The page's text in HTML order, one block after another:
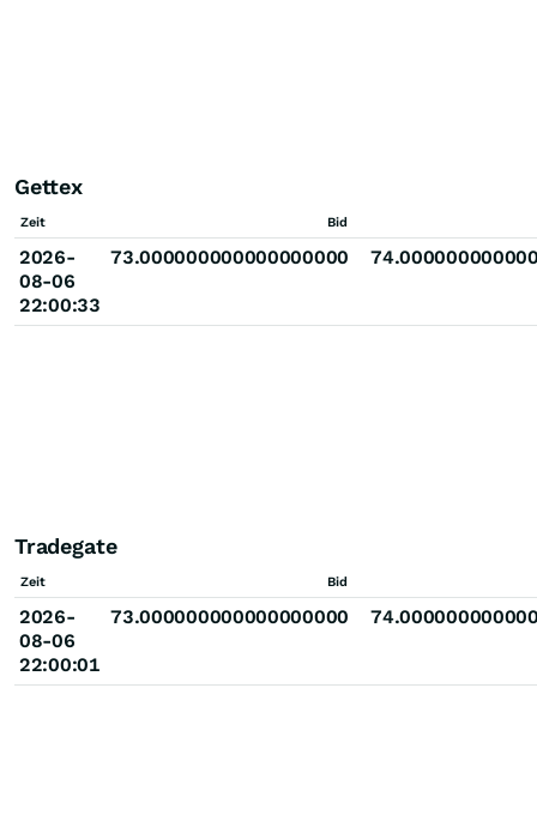
Gettex
Zeit Bid
2026-
08-06
22:00:33
73.000000000000000000
Tradegate
Zeit Bid
2026-
08-06
22:00:01
73.000000000000000000